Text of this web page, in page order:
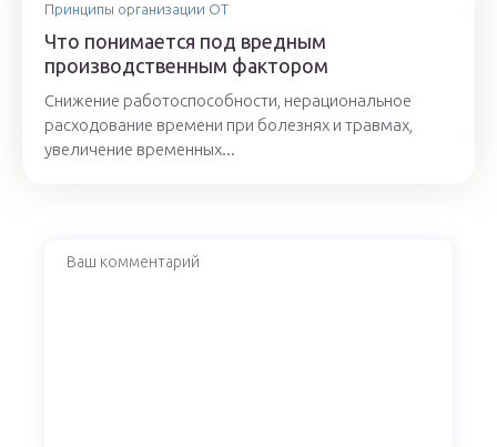
Принципы организации ОТ
Что понимается под вредным
производственным фактором
Снижение работоспособности, нерациональное
расходование времени при болезнях и травмах,
увеличение временных...